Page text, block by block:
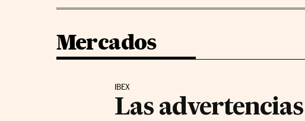
Mercados
IBEX
Las